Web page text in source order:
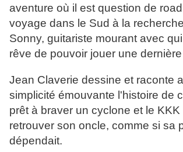
aventure où il est question de
voyage dans le Sud à la
Sonny, guitariste mourant avec
rêve de pouvoir jouer une
Jean Claverie dessine et raconte
simplicité émouvante l'histoire de
prêt à braver un cyclone et le KKK
retrouver son oncle, comme si sa
dépendait.